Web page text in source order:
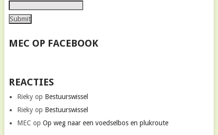
MEC OP FACEBOOK
REACTIES
Riekyop Bestuurswissel
Riekyop Bestuurswissel
MEC op Op weg naar een voedselbos en plukroute